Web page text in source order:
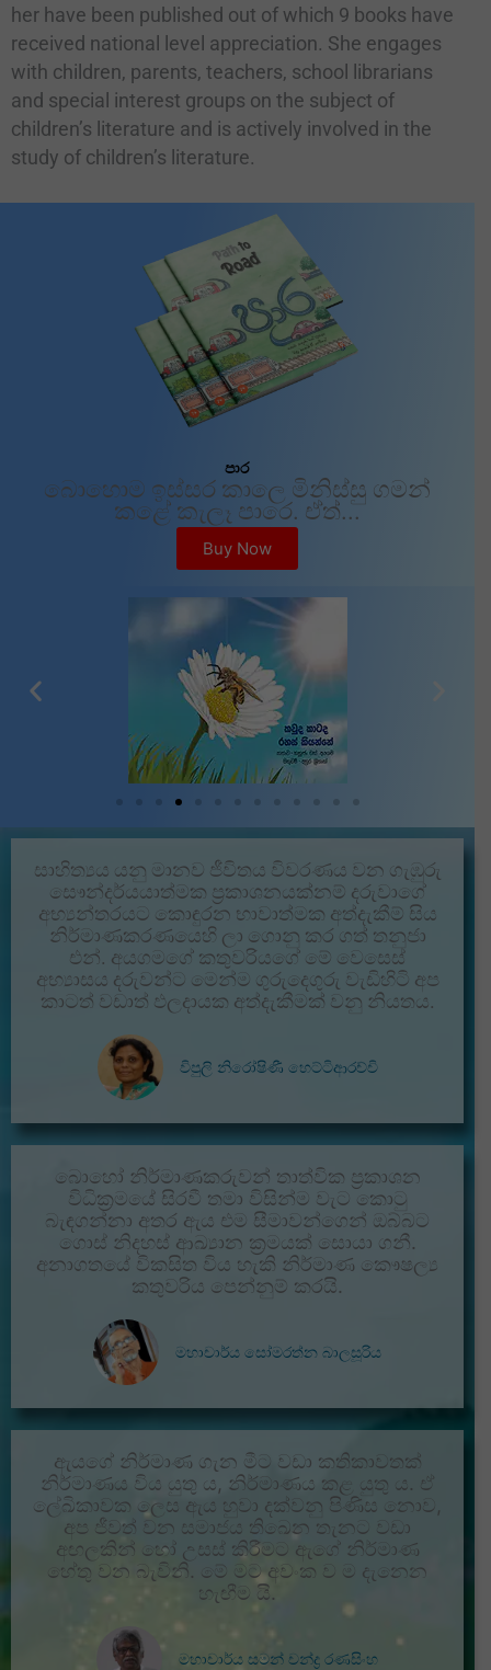
her have been published out of which 9 books have
received national level appreciation. She engages
with children, parents, teachers, school librarians
and special interest groups on the subject of
children’s literature and is actively involved in the
study of children’s literature.
පාර
බොහොම ඉස්සර කාලෙ මිනිස්සු ගමන්
කළේ කැලෑ පාරෙ. ඒත්...
Buy Now
සාහිත්‍යය යනු මානව ජීවිතය විවරණය වන ගැඹුරු
සෞන්දර්යයාත්මක ප්‍රකාශනයක්නම් දරුවාගේ
අභ්‍යන්තරයට කොඳුරන භාවාත්මක අත්දැකීම් සිය
නිර්මාණකරණයෙහි ලා ගොනු කර ගත් තනුජා
එන්. අයගමගේ කතුවරියගේ මේ වෙසෙස්
අභ්‍යාසය දරුවන්ට මෙන්ම ගුරුදෙගුරු වැඩිහිටි අප
කාටත් වඩාත් ඵලදායක අත්දැකීමක් වනු නියතය.
විපුලි නිරෝෂිණී හෙට්ටිආරච්චි
බොහෝ නිර්මාණකරුවන් තාත්වික ප්‍රකාශන
විධික්‍රමයේ සිරවී තමා විසින්ම වැට කොටු
බැඳගන්නා අතර ඇය එම සීමාවන්ගෙන් ඔබ්බට
ගොස් නිදහස් ආඛ්‍යාන ක්‍රමයක් සොයා ගනී.
අනාගතයේ විකසිත විය හැකි නිර්මාණ කෞෂල්‍ය
කතුවරිය පෙන්නුම් කරයි.
මහාචාර්ය සෝමරත්න බාලසූරිය
ඇයගේ නිර්මාණ ගැන මීට වඩා කතිකාවතක්
නිර්මාණය විය යුතු ය, නිර්මාණය කළ යුතු ය. ඒ
ලේඛිකාවක ලෙස ඇය හුවා දක්වනු පිණිස නොව,
අප ජීවත් වන සමාජය තිඛෙන තැනට වඩා
අඟලකින් හෝ උසස් කිරීමට ඇගේ නිර්මාණ
හේතු වන බැවිනි. මේ මට අවංක ව ම දැනෙන
හැඟීම යි.
මහාචාර්ය සමන් චන්ද්‍ර රණසිංහ